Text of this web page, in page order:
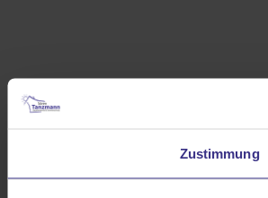
Zustimmung